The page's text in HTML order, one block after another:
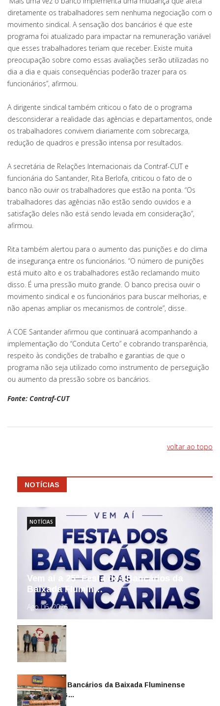
diretamente os trabalhadores sem nenhuma negociação com o
movimento sindical. A sensação dos bancários é que este
programa foi atualizado para impactar na remuneração variável
que esses trabalhadores teriam que receber. Existe muita
preocupação sobre como essas avaliações serão utilizadas no
dia a dia e quais consequências poderão trazer para os
funcionários”, afirmou.
A dirigente sindical também criticou o fato de o programa
desconsiderar a realidade das agências e departamentos, onde
os trabalhadores convivem diariamente com sobrecarga,
redução de quadros e pressão intensa por resultados.
A secretária de Relações Internacionais da Contraf-CUT e
funcionária do Santander, Rita Berlofa, criticou o fato de o
banco não ouvir os trabalhadores que estão na ponta. “Os
trabalhadores das agências não estão sendo ouvidos e a
satisfação deles não está sendo levada em consideração”,
afirmou.
Rita também alertou para o aumento das punições e do clima
de insegurança entre os funcionários. “O número de punições
está muito alto e os trabalhadores estão reclamando muito
disso. É uma pressão muito grande. O banco precisa ouvir o
movimento sindical e os funcionários para buscar melhorias, e
não apenas ampliar os mecanismos de controle”, disse.
A COE Santander afirmou que continuará acompanhando a
implementação do “Conduta Certo” e cobrando transparência,
respeito às condições de trabalho e garantias de que o
programa não seja utilizado como instrumento de perseguição
ou aumento da pressão sobre os bancários.
Fonte: Contraf-CUT
voltar ao topo
NOTÍCIAS
Vem aí a 25ª Festa dos Bancários da
Baixada Flumin…
Ago 06, 2026
NOTÍCIAS
Sindicato dos Bancários da Baixada Fluminense
reintegra mais…